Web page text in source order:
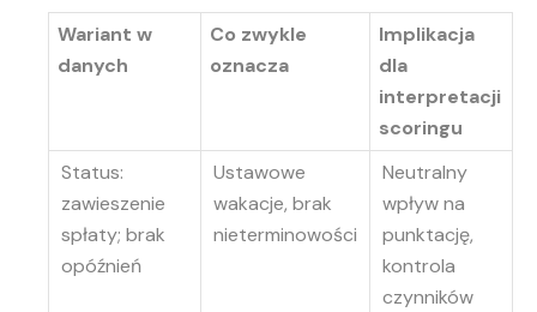
Wariant w
danych
Co zwykle
oznacza
Implikacja
dla
interpretacji
scoringu
Status:
zawieszenie
spłaty; brak
opóźnień
Ustawowe
wakacje, brak
nieterminowości
Neutralny
wpływ na
punktację,
kontrola
czynników